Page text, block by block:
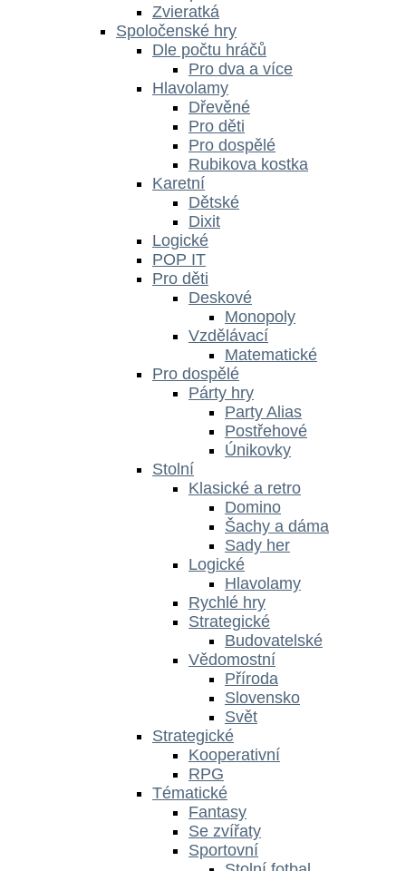
Zvieratká
Spoločenské hry
Dle počtu hráčů
Pro dva a více
Hlavolamy
Dřevěné
Pro děti
Pro dospělé
Rubikova kostka
Karetní
Dětské
Dixit
Logické
POP IT
Pro děti
Deskové
Monopoly
Vzdělávací
Matematické
Pro dospělé
Párty hry
Party Alias
Postřehové
Únikovky
Stolní
Klasické a retro
Domino
Šachy a dáma
Sady her
Logické
Hlavolamy
Rychlé hry
Strategické
Budovatelské
Vědomostní
Příroda
Slovensko
Svět
Strategické
Kooperativní
RPG
Tématické
Fantasy
Se zvířaty
Sportovní